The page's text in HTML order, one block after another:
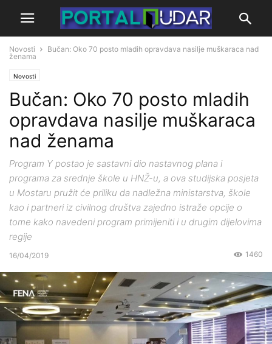
Novosti
Bučan: Oko 70 posto mladih opravdava nasilje muškaraca nad
ženama
Novosti
Bučan: Oko 70 posto mladih
opravdava nasilje muškaraca
nad ženama
Program Y postao je sastavni dio nastavnog plana i
programa za srednje škole u HNŽ-u, a ova studijska posjeta
u Mostaru pružit će priliku da nadležna ministarstva, škole
kao i partneri iz civilnog društva zajedno istraže opcije o
tome kako navedeni program primijeniti i u drugim dijelovima
regije
16/04/2019 1460